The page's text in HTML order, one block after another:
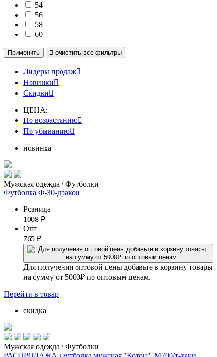
54
56
58
60
Применить  очистить все фильтры
Лидеры продаж
Новинки
Скидки
ЦЕНА:
По возрастанию
По убыванию
новинка
Мужская одежда / Футболки
Футболка Ф-30-дракон
Розница
1008 ₽
Опт
765 ₽
Для получения оптовой цены добавьте в корзину товары
на сумму от 5000₽ по оптовым ценам.
Перейти в товар
скидка
Мужская одежда / Футболки
РАСПРОДАЖА Футболка мужская "Котон"_М700/т-хаки